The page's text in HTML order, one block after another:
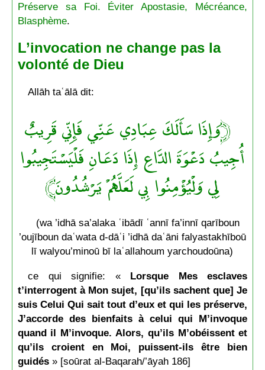
Préserve sa Foi. Éviter Apostasie, Mécréance,
Blasphème.
L’invocation ne change pas la
volonté de Dieu
Allāh taʿālā dit:
﴿وَإِذَا سَأَلَكَ عِبَادِي عَنِّي فَإِنِّي قَرِيبٌ
أُجِيبُ دَعْوَةَ الدَّاعِ إِذَا دَعَانِ فَلْيَسْتَجِيبُوا
لِي وَلْيُؤْمِنُوا بِي لَعَلَّهُمْ يَرْشُدُونَ﴾
(wa ’idhā sa’alaka ʿibādī ʿannī fa’innī qarīboun
’oujīboun daʿwata d-dāʿi ’idhā daʿāni falyastakhīboū
lī walyou’minoū bī laʿallahoum yarchoudoūna)
ce qui signifie: « Lorsque Mes esclaves
t’interrogent à Mon sujet, [qu’ils sachent que] Je
suis Celui Qui sait tout d’eux et qui les préserve,
J’accorde des bienfaits à celui qui M’invoque
quand il M’invoque. Alors, qu’ils M’obéissent et
qu’ils croient en Moi, puissent-ils être bien
guidés» [soūrat al-Baqarah/’āyah 186]